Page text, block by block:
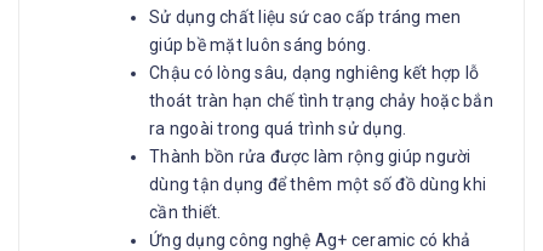
Sử dụng chất liệu sứ cao cấp tráng men
giúp bề mặt luôn sáng bóng.
Chậu có lòng sâu, dạng nghiêng kết hợp lỗ
thoát tràn hạn chế tình trạng chảy hoặc bắn
ra ngoài trong quá trình sử dụng.
Thành bồn rửa được làm rộng giúp người
dùng tận dụng để thêm một số đồ dùng khi
cần thiết.
Ứng dụng công nghệ Ag+ ceramic có khả